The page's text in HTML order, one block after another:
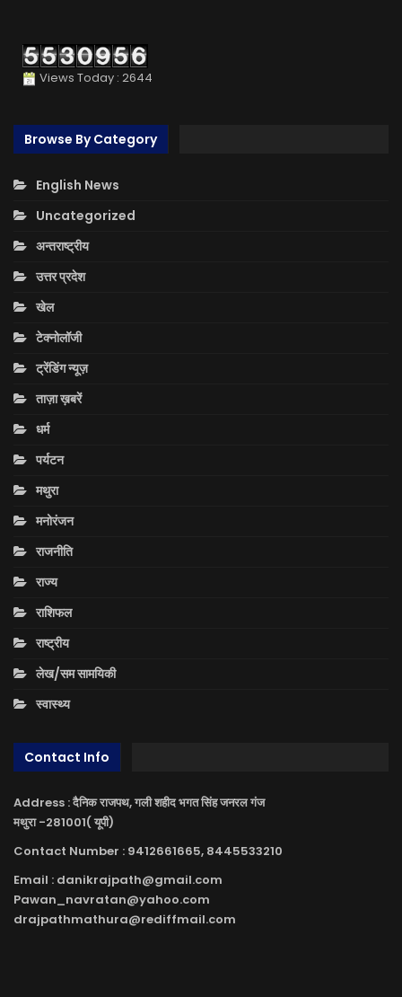
Views Today : 2644
Browse By Category
English News
Uncategorized
अन्तराष्ट्रीय
उत्तर प्रदेश
खेल
टेक्नोलॉजी
ट्रेंडिंग न्यूज़
ताज़ा ख़बरें
धर्म
पर्यटन
मथुरा
मनोरंजन
राजनीति
राज्य
राशिफल
राष्ट्रीय
लेख/सम सामयिकी
स्वास्थ्य
Contact Info
Address : दैनिक राजपथ, गली शहीद भगत सिंह जनरल गंज
मथुरा -281001( यूपी)
Contact Number : 9412661665, 8445533210
Email : danikrajpath@gmail.com
Pawan_navratan@yahoo.com
drajpathmathura@rediffmail.com